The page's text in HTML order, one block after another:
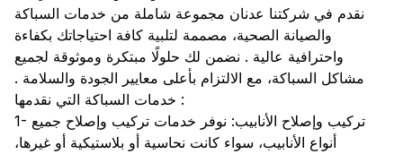
نقدم في شركتنا عدنان مجموعة شاملة من خدمات السباكة
والصيانة الصحية، مصممة لتلبية كافة احتياجاتك بكفاءة
واحترافية عالية . نضمن لك حلولًا مبتكرة وموثوقة لجميع
مشاكل السباكة، مع الالتزام بأعلى معايير الجودة والسلامة .
خدمات السباكة التي نقدمها :
1- تركيب وإصلاح الأنابيب: نوفر خدمات تركيب وإصلاح جميع
أنواع الأنابيب، سواء كانت نحاسية أو بلاستيكية أو غيرها،